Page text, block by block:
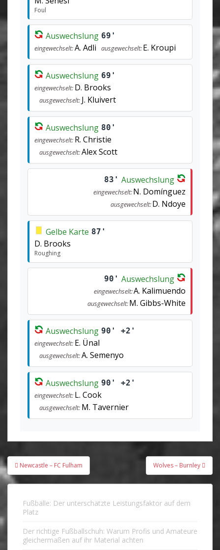
Foul
Auswechslung 69'
eingewechselt:A. Adli ausgewechselt:E. Kroupi
Auswechslung 69'
eingewechselt: D. Brooks
ausgewechselt: J. Kluivert
Auswechslung 80'
eingewechselt: R. Christie
ausgewechselt:Alex Scott
83' Auswechslung
eingewechselt:N. Domínguez
ausgewechselt:D. Ndoye
Gelbe Karte 87'
D. Brooks
Roughing
90' Auswechslung
eingewechselt:A. Kalimuendo
ausgewechselt:M. Gibbs-White
Auswechslung 90' +2'
eingewechselt: E. Ünal
ausgewechselt:A. Semenyo
Auswechslung 90' +2'
eingewechselt: L. Cook
ausgewechselt: M. Tavernier
Beitragsnavigation
Newcastle – FC Fulham Wolves – Burnley
Fußbälle: Der unterschätzte Leistungsfaktor auf dem
Platz
Der richtige Fußballschuh: Warum Profis und Amateure
gleichermaßen auf ihr Material achten